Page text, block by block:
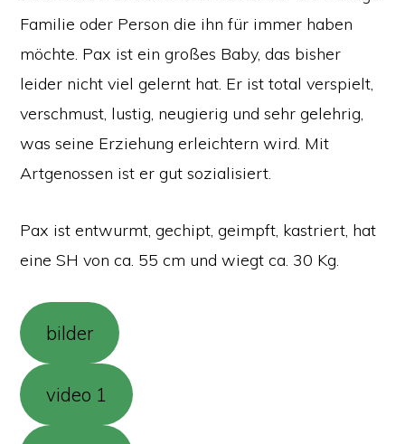
Familie oder Person die ihn für immer haben
möchte. Pax ist ein großes Baby, das bisher
leider nicht viel gelernt hat. Er ist total verspielt,
verschmust, lustig, neugierig und sehr gelehrig,
was seine Erziehung erleichtern wird. Mit
Artgenossen ist er gut sozialisiert.
Pax ist entwurmt, gechipt, geimpft, kastriert, hat
eine SH von ca. 55 cm und wiegt ca. 30 Kg.
bilder
video 1